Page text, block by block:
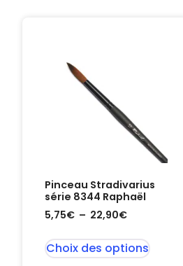
Pinceau Stradivarius
série 8344 Raphaël
5,75€ – 22,90€
Choix des options